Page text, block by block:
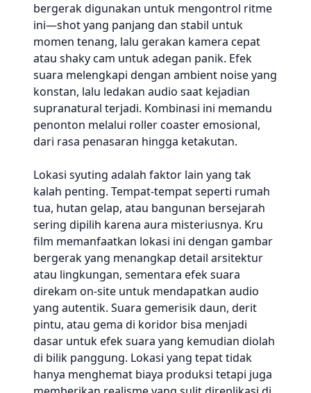
bergerak digunakan untuk mengontrol ritme
ini—shot yang panjang dan stabil untuk
momen tenang, lalu gerakan kamera cepat
atau shaky cam untuk adegan panik. Efek
suara melengkapi dengan ambient noise yang
konstan, lalu ledakan audio saat kejadian
supranatural terjadi. Kombinasi ini memandu
penonton melalui roller coaster emosional,
dari rasa penasaran hingga ketakutan.
Lokasi syuting adalah faktor lain yang tak
kalah penting. Tempat-tempat seperti rumah
tua, hutan gelap, atau bangunan bersejarah
sering dipilih karena aura misteriusnya. Kru
film memanfaatkan lokasi ini dengan gambar
bergerak yang menangkap detail arsitektur
atau lingkungan, sementara efek suara
direkam on-site untuk mendapatkan audio
yang autentik. Suara gemerisik daun, derit
pintu, atau gema di koridor bisa menjadi
dasar untuk efek suara yang kemudian diolah
di bilik panggung. Lokasi yang tepat tidak
hanya menghemat biaya produksi tetapi juga